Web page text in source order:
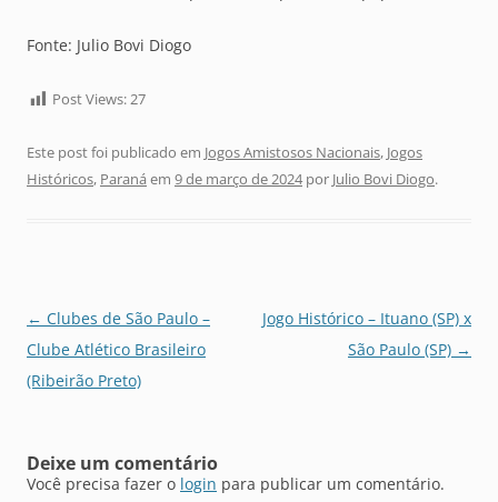
Fonte: Julio Bovi Diogo
Post Views:27
Este post foi publicado em Jogos Amistosos Nacionais, Jogos
Históricos, Paraná em 9 de março de 2024por Julio Bovi Diogo.
Navegação
de
posts
← Clubes de São Paulo –
Clube Atlético Brasileiro
(Ribeirão Preto)
Jogo Histórico – Ituano (SP) x
São Paulo (SP) →
Deixe um comentário
Você precisa fazer o login para publicar um comentário.